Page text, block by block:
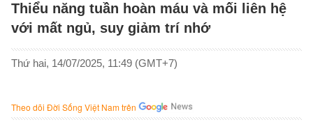
Thiểu năng tuần hoàn máu và mối liên hệ
với mất ngủ, suy giảm trí nhớ
Thứ hai, 14/07/2025, 11:49 (GMT+7)
Theo dõi Đời Sống Việt Nam trên